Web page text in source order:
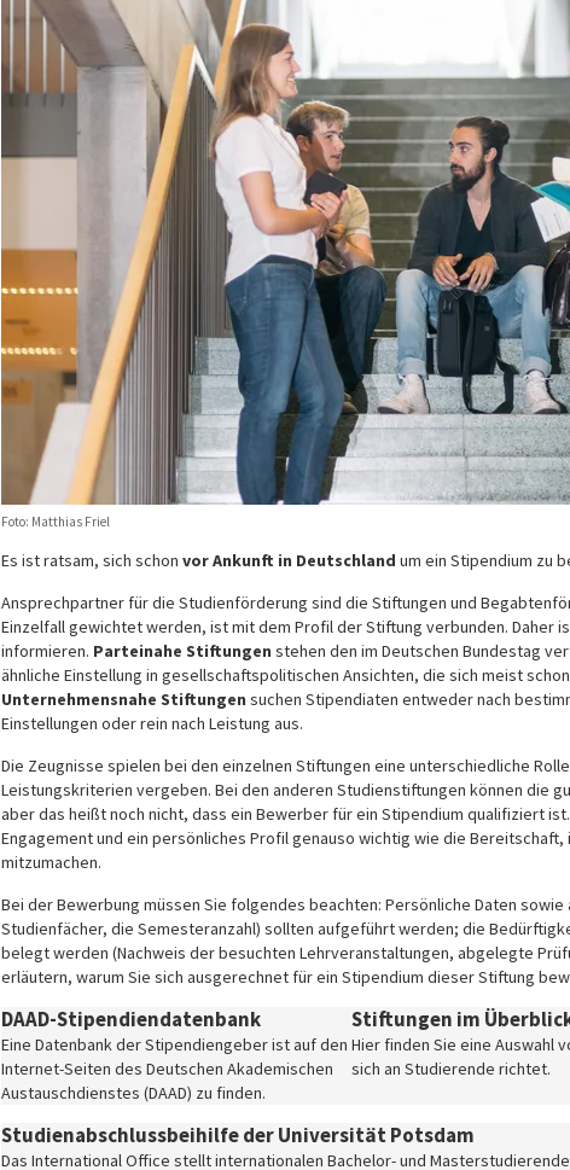
Foto: Matthias Friel
Es ist ratsam, sich schon vor Ankunft in Deutschland um ein Stipendium zu
Ansprechpartner für die Studienförderung sind die Stiftungen und
Einzelfall gewichtet werden, ist mit dem Profil der Stiftung verbunden. Daher
informieren. Parteinahe Stiftungen stehen den im Deutschen Bundestag
ähnliche Einstellung in gesellschaftspolitischen Ansichten, die sich meist
Unternehmensnahe Stiftungen suchen Stipendiaten entweder nach
Einstellungen oder rein nach Leistung aus.
Die Zeugnisse spielen bei den einzelnen Stiftungen eine unterschiedliche
Leistungskriterien vergeben. Bei den anderen Studienstiftungen können die
aber das heißt noch nicht, dass ein Bewerber für ein Stipendium qualifiziert
Engagement und ein persönliches Profil genauso wichtig wie die
mitzumachen.
Bei der Bewerbung müssen Sie folgendes beachten: Persönliche Daten
Studienfächer, die Semesteranzahl) sollten aufgeführt werden; die
belegt werden (Nachweis der besuchten Lehrveranstaltungen, abgelegte
erläutern, warum Sie sich ausgerechnet für ein Stipendium dieser Stiftung
DAAD-Stipendiendatenbank
Eine Datenbank der Stipendiengeber ist auf den
Internet-Seiten des Deutschen Akademischen
Austauschdienstes (DAAD) zu finden.
Stiftungen im
Hier finden Sie eine Auswahl
sich an Studierende richtet.
Studienabschlussbeihilfe der Universität Potsdam
Das International Office stellt internationalen Bachelor- und